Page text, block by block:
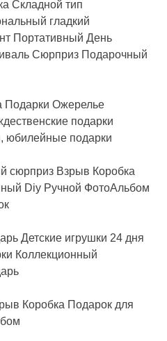
Складной тип
гладкий
Портативный День
Сюрприз Подарочный
Подарки Ожерелье
подарки
юбилейные подарки
сюрприз Взрыв Коробка
Diy Ручной ФотоАльбом
Детские игрушки 24 дня
Коллекционный
Коробка Подарок для